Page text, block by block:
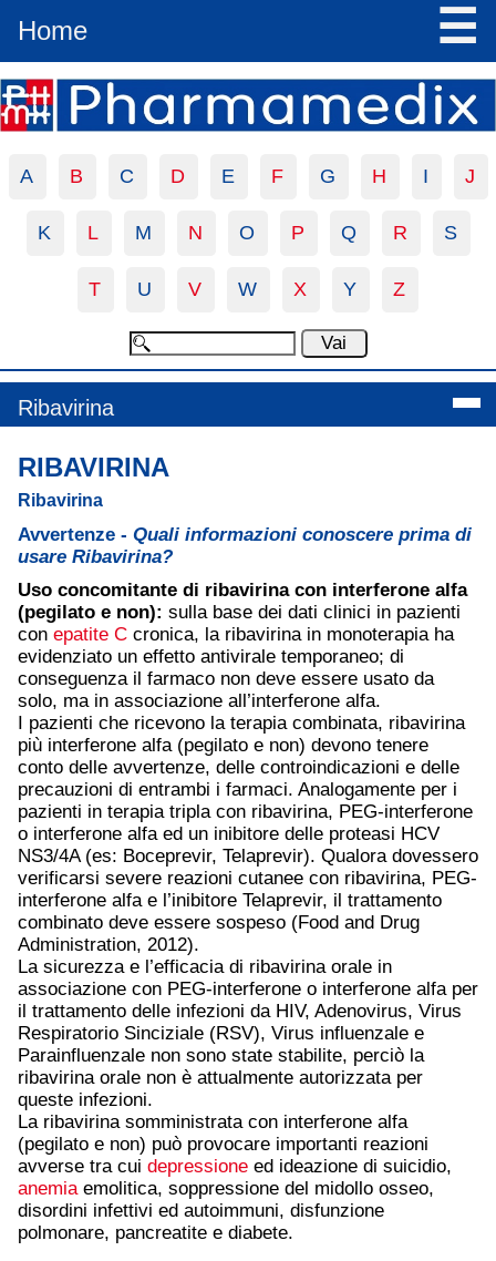
Home ☰
A B C D E F G H I J
K L M N O P Q R S
T U V W X Y Z
Ribavirina
RIBAVIRINA
Ribavirina
Avvertenze - Quali informazioni conoscere prima di
usare Ribavirina?
Uso concomitante di ribavirina con interferone alfa
(pegilato e non): sulla base dei dati clinici in pazienti
con epatite C cronica, la ribavirina in monoterapia ha
evidenziato un effetto antivirale temporaneo; di
conseguenza il farmaco non deve essere usato da
solo, ma in associazione all’interferone alfa.
I pazienti che ricevono la terapia combinata, ribavirina
più interferone alfa (pegilato e non) devono tenere
conto delle avvertenze, delle controindicazioni e delle
precauzioni di entrambi i farmaci. Analogamente per i
pazienti in terapia tripla con ribavirina, PEG-interferone
o interferone alfa ed un inibitore delle proteasi HCV
NS3/4A (es: Boceprevir, Telaprevir). Qualora dovessero
verificarsi severe reazioni cutanee con ribavirina, PEG-
interferone alfa e l’inibitore Telaprevir, il trattamento
combinato deve essere sospeso (Food and Drug
Administration, 2012).
La sicurezza e l’efficacia di ribavirina orale in
associazione con PEG-interferone o interferone alfa per
il trattamento delle infezioni da HIV, Adenovirus, Virus
Respiratorio Sinciziale (RSV), Virus influenzale e
Parainfluenzale non sono state stabilite, perciò la
ribavirina orale non è attualmente autorizzata per
queste infezioni.
La ribavirina somministrata con interferone alfa
(pegilato e non) può provocare importanti reazioni
avverse tra cui depressione ed ideazione di suicidio,
anemiaemolitica, soppressione del midollo osseo,
disordini infettivi ed autoimmuni, disfunzione
polmonare, pancreatite e diabete.